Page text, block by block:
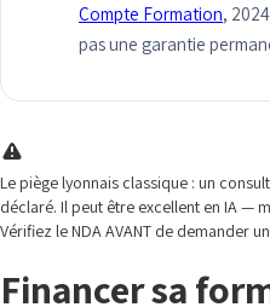
Compte Formation,
pas une garantie
Le piège lyonnais classique : un
déclaré. Il peut être excellent en IA —
Vérifiez le NDA AVANT de demander
Financer sa